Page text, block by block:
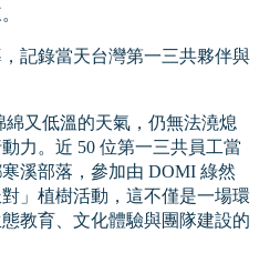
記錄當天台灣第一三共夥伴與
綿又低溫的天氣，仍無法澆熄
力。近 50 位第一三共員工當
溪部落，參加由 DOMI 綠然
」植樹活動，這不僅是一場環
教育、文化體驗與團隊建設的